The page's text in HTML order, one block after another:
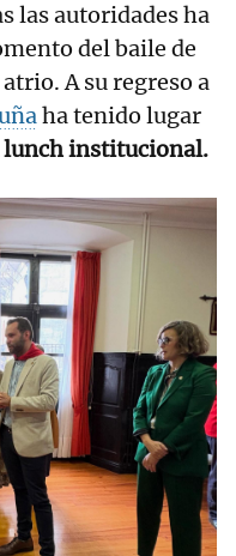
las autoridades ha
del baile de
A su regreso a
ha tenido lugar
lunch institucional.